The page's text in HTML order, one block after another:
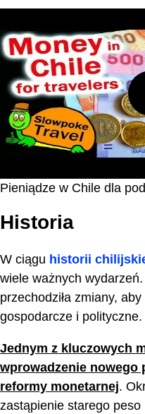
Pieniądze w Chile dla
Historia
W ciągu historii
wiele ważnych
przechodziła zmiany,
gospodarcze i polityczne.
Jednym z kluczowych
wprowadzenie nowego
reformy monetarnej.
zastąpienie starego